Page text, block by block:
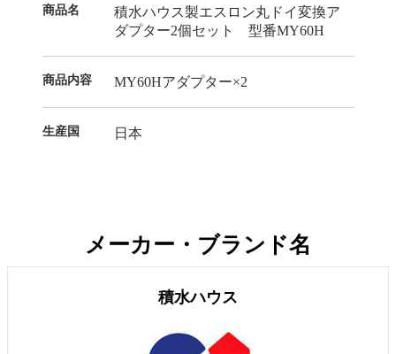
商品名
積水ハウス製エスロン丸ドイ変換ア
ダプター2個セット 型番MY60H
商品内容 MY60Hアダプター×2
生産国 日本
メーカー・ブランド名
積水ハウス